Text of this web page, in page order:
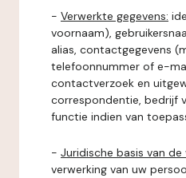
- Verwerkte gegevens:
voornaam),
alias, contactgegevens
telefoonnummer of e-
contactverzoek en
correspondentie, bedrijf
functie indien van
- Juridische basis van de
verwerking van uw